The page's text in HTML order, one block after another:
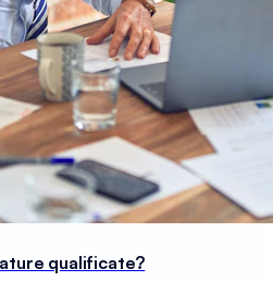
qualificate?